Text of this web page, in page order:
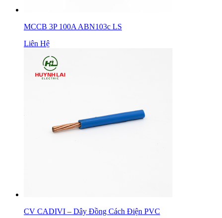
MCCB 3P 100A ABN103c LS
Liên Hệ
CV CADIVI – Dây Đồng Cách Điện PVC